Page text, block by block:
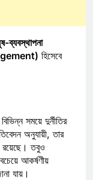
ব্যবস্থাপনা
হিসেবে
সময়ে দুর্নীতির
অনুযায়ী, তার
রয়েছে। তবুও
আকর্ষণীয়
যায়।